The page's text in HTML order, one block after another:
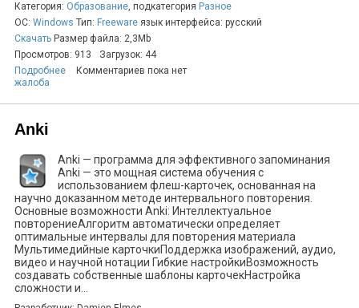
Категория: Образование, подкатегория Разное
ОС: Windows Тип: Freeware язык интерфейса: русский
Скачать Размер файла: 2,3Mb
Просмотров: 913
Загрузок: 44
Подробнее
Комментариев пока нет
жалоба
Anki
Anki — программа для эффективного запоминания
Anki — это мощная система обучения с
использованием флеш-карточек, основанная на
научно доказанном методе интервального повторения.
Основные возможности Anki: Интеллектуальное
повторениеАлгоритм автоматически определяет
оптимальные интервалы для повторения материала
Мультимедийные карточкиПоддержка изображений, аудио,
видео и научной нотации Гибкие настройкиВозможность
создавать собственные шаблоны карточекНастройка
сложности и...